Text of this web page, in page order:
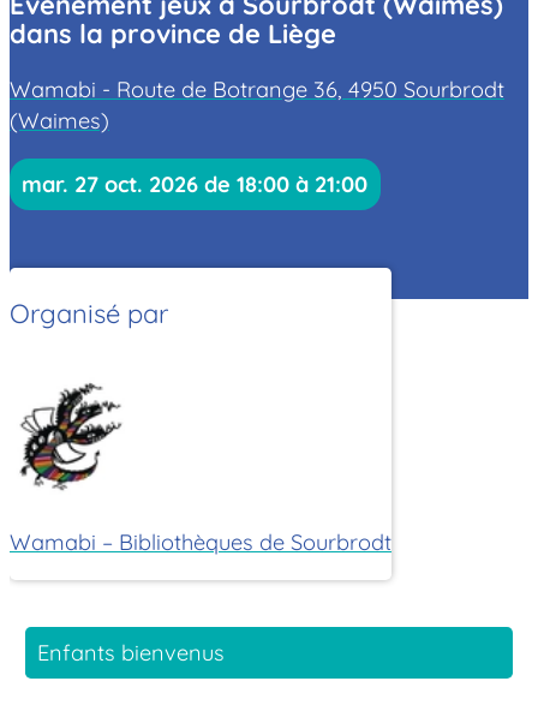
dans la province de Liège
Wamabi - Route de Botrange 36, 4950 Sourbrodt
(Waimes)
mar. 27 oct. 2026 de 18:00 à 21:00
Organisé par
Wamabi – Bibliothèques de Sourbrodt
Enfants bienvenus